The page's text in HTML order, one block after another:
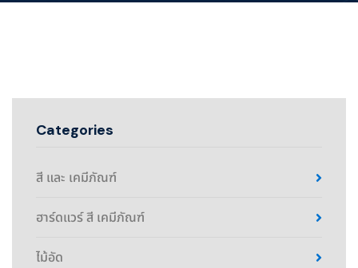
Categories
สี และ เคมีภัณฑ์
ฮาร์ดแวร์ สี เคมีภัณฑ์
ไม้อัด